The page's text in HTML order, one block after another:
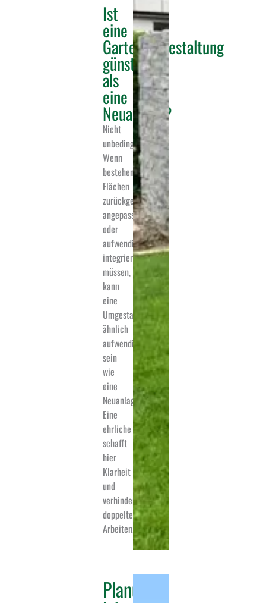
Ist
eine
Gartenumgestaltung
günstiger
als
eine
Neuanlage?
Nicht
unbedingt.
Wenn
bestehende
Flächen
zurückgebaut,
angepasst
oder
aufwendig
integriert werden
müssen,
kann
eine
Umgestaltung
ähnlich
aufwendig
sein
wie
eine
Neuanlage.
Eine
ehrliche Planung
schafft
hier
Klarheit
und
verhindert
doppelte
Arbeiten.
Planung